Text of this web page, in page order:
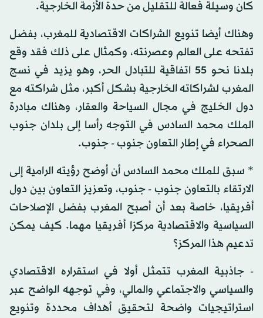
كان وسيلة فعالة للتقليل من حدة الأزمة الخارجية.
وهناك أيضا تنويع الشراكات الاقتصادية للمغرب، بفضل
تفتحه على العالم وعصرنته، وكمثال على ذلك فقد وقع
بلدنا نحو 55 اتفاقية للتبادل الحر، وهو يزيد في نسج
المغرب لشراكاته الخارجية بشكل أكبر، مثل شراكته مع
دول الخليج في مجال السياحة والعقار، وهناك مبادرة
الملك محمد السادس في التوجه رأسا إلى بلدان جنوب
الصحراء في إطار التعاون جنوب - جنوب.
* سبق للملك محمد السادس أن أوضح رؤيته الرامية إلى
الارتقاء بالتعاون جنوب - جنوب، وتعزيز التعاون بين دول
أفريقيا، خاصة بعد أن أصبح المغرب بفضل الإصلاحات
السياسية والاقتصادية مركزا أفريقيا مهما. كيف يمكن
تدعيم هذا المركز؟
- جاذبية المغرب تتمثل أولا في استقراره الاقتصادي
والسياسي والاجتماعي والمالي، وفي توجهه الواضح عبر
استراتيجيات واضحة لتحقيق أهداف محددة وتنويع